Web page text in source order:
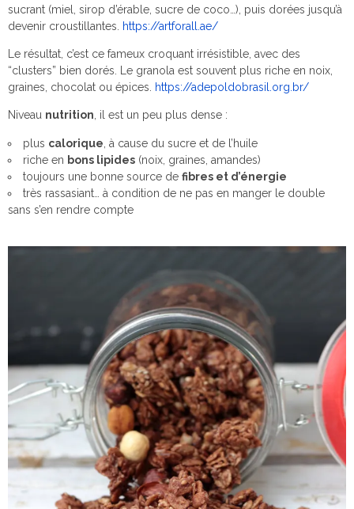
sucrant (miel, sirop d’érable, sucre de coco…), puis dorées jusqu’à
devenir croustillantes.
https://artforall.ae/
Le résultat, c’est ce fameux croquant irrésistible, avec des
“clusters” bien dorés. Le granola est souvent plus riche en noix,
graines, chocolat ou épices.
https://adepoldobrasil.org.br/
Niveau nutrition , il est un peu plus dense :
plus calorique , à cause du sucre et de l’huile
riche en bons lipides (noix, graines, amandes)
toujours une bonne source de fibres et d’énergie
très rassasiant… à condition de ne pas en manger le double
sans s’en rendre compte